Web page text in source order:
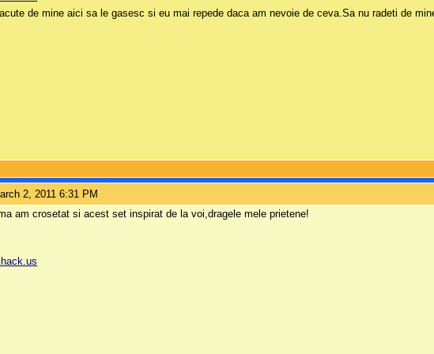
de mine aici sa le gasesc si eu mai repede daca am nevoie de ceva.Sa nu radeti de
2, 2011 6:31 PM
am crosetat si acest set inspirat de la voi,dragele mele prietene!